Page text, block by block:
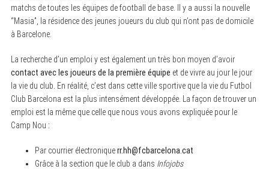
matchs de toutes les équipes de football de base. Il y a aussi la nouvelle
“Masia”, la résidence des jeunes joueurs du club qui n’ont pas de domicile
à Barcelone.
La recherche d’un emploi y est également un très bon moyen d’avoir
contact avec les joueurs de la première équipe et de vivre au jour le jour
la vie du club. En réalité, c’est dans cette ville sportive que la vie du Futbol
Club Barcelona est la plus intensément développée. La façon de trouver un
emploi est la même que celle que nous vous avons expliquée pour le
Camp Nou :
Par courrier électroniquerr.hh@fcbarcelona.cat
Grâce à la section que le club a dans Infojobs